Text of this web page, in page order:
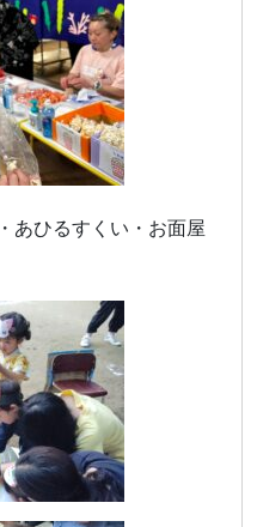
あひるすくい・お面屋